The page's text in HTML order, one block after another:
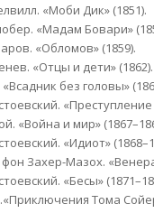
«Моби Дик» (1851).
«Мадам Бовари»
«Обломов» (1859).
«Отцы и дети» (1862).
без головы»
«Преступление
«Война и мир»
«Идиот»
Захер-Мазох.
«Бесы»
Тома